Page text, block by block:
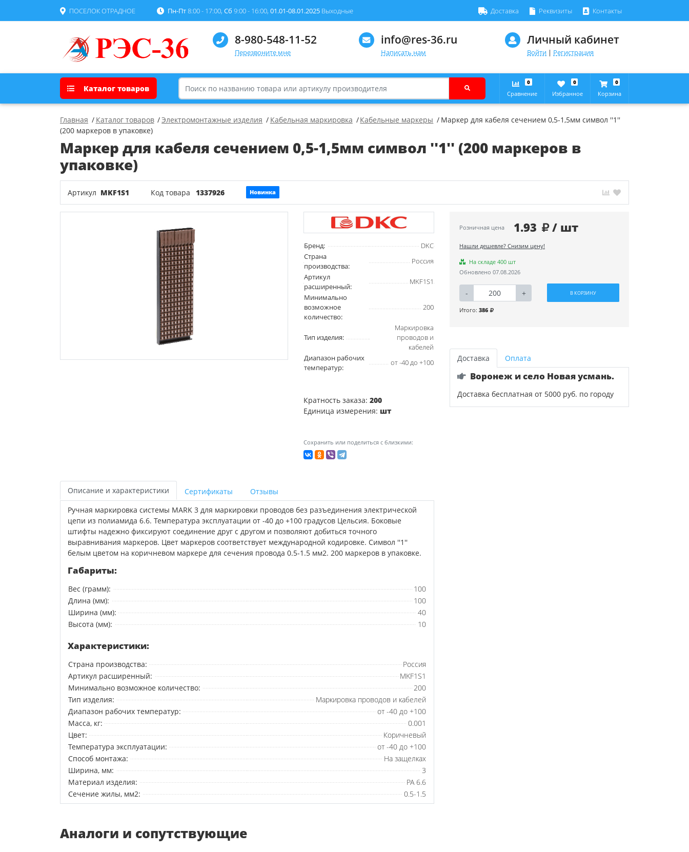
ПОСЕЛОК ОТРАДНОЕ Пн-Пт8:00 - 17:00, Сб 9:00 - 16:00, 01.01-08.01.2025 Выходные Доставка Реквизиты Контакты
8-980-548-11-52
Перезвоните мне
info@res-36.ru
Написать нам
Личный кабинет
Войти | Регистрация
Каталог товаров
0
Сравнение
0
Избранное
0
Корзина
Главная Каталог товаров Электромонтажные изделия Кабельная маркировка Кабельные маркеры
Маркер для кабеля сечением 0,5-1,5мм символ ''1''
(200 маркеров в упаковке)
Маркер для кабеля сечением 0,5-1,5мм символ ''1'' (200 маркеров в
упаковке)
Артикул MKF1S1 Код товара 1337926 Новинка
Бренд:
DKC
Страна
производства:
Россия
Артикул
расширенный:
MKF1S1
Минимально
возможное
количество:
200
Тип изделия:
Маркировка
проводов и
кабелей
Диапазон рабочих
температур:
от -40 до +100
Кратность заказа: 200
Единица измерения: шт
Сохранить или поделиться с близкими:
Розничная цена 1.93 / шт
Нашли дешевле? Снизим цену!
На складе 400 шт
Обновлено 07.08.2026
- + В КОРЗИНУ
Итого: 386
Доставка Оплата
Воронеж и село Новая усмань.
Доставка бесплатная от 5000 руб. по городу
Описание и характеристики Сертификаты
Отзывы
Ручная маркировка системы MARK 3 для маркировки проводов без разъединения электрической
цепи из полиамида 6.6. Температура эксплуатации от -40 до +100 градусов Цельсия. Боковые
штифты надежно фиксируют соединение друг с другом и позволяют добиться точного
выравнивания маркеров. Цвет маркеров соответствует международной кодировке. Символ ''1''
белым цветом на коричневом маркере для сечения провода 0.5-1.5 мм2. 200 маркеров в упаковке.
Габариты:
Вес (грамм):
100
Длина (мм):
100
Ширина (мм):
40
Высота (мм):
10
Характеристики:
Страна производства:
Россия
Артикул расширенный:
MKF1S1
Минимально возможное количество:
200
Тип изделия:
Маркировка проводов и кабелей
Диапазон рабочих температур:
от -40 до +100
Масса, кг:
0.001
Цвет:
Коричневый
Температура эксплуатации:
от -40 до +100
Способ монтажа:
На защелках
Ширина, мм:
3
Материал изделия:
PA 6.6
Сечение жилы, мм2:
0.5-1.5
Аналоги и сопутствующие